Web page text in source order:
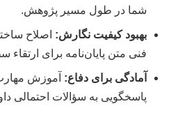
شما در طول مسیر پژوهش.
بهبود کیفیت نگارش: اصلاح
فنی متن پایان‌نامه برای
آمادگی برای دفاع: آموزش
پاسخگویی به سؤالات احتمالی